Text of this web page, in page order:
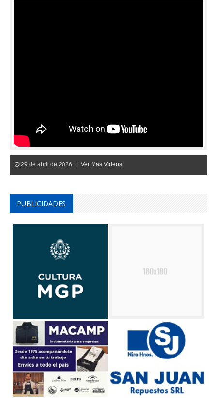
29 de abril de 2026 |Ver Mas Vídeos
PUBLICIDADES